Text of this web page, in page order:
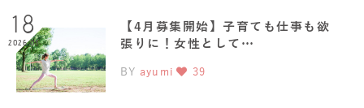
18
2026.03
【4月募集開始】子育ても仕事も欲
張りに！女性として…
BY ayumi 39